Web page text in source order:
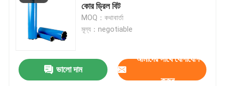
কোর ড্রিল বিট
MOQ：কথাবার্তা
মূল্য：negotiable
ভালো দাম
আমাদের সাথে যোগাযোগ
করুন